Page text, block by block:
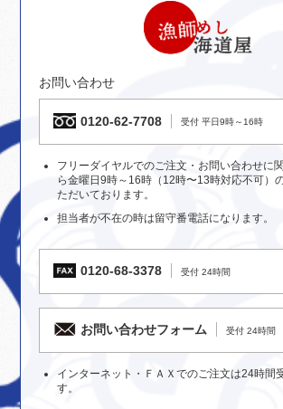
お問い合わせ
0120-62-7708 受付 平日9時～16時
フリーダイヤルでのご注文・お問い合わせに
ら金曜日9時～16時（12時〜13時対応不可）
ただいております。
担当者が不在の時は留守番電話になります。
0120-68-3378 受付 24時間
お問い合わせフォーム 受付 24時間
インターネット・ＦＡＸでのご注文は24時間
す。